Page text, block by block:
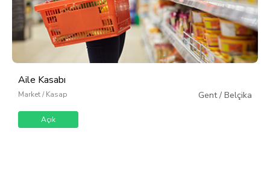
Aile Kasabı
Market / Kasap Gent/ Belçika
Açık